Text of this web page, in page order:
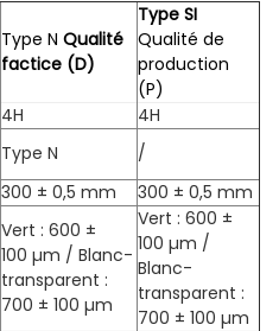
Type N Qualité
factice (D)
Type SI
Qualité de
production
(P)
4H
4H
Type N
/
300 ± 0,5 mm 300 ± 0,5 mm
Vert : 600 ±
100 µm / Blanc-
transparent :
700 ± 100 µm
Vert : 600 ±
100 µm /
Blanc-
transparent :
700 ± 100 µm